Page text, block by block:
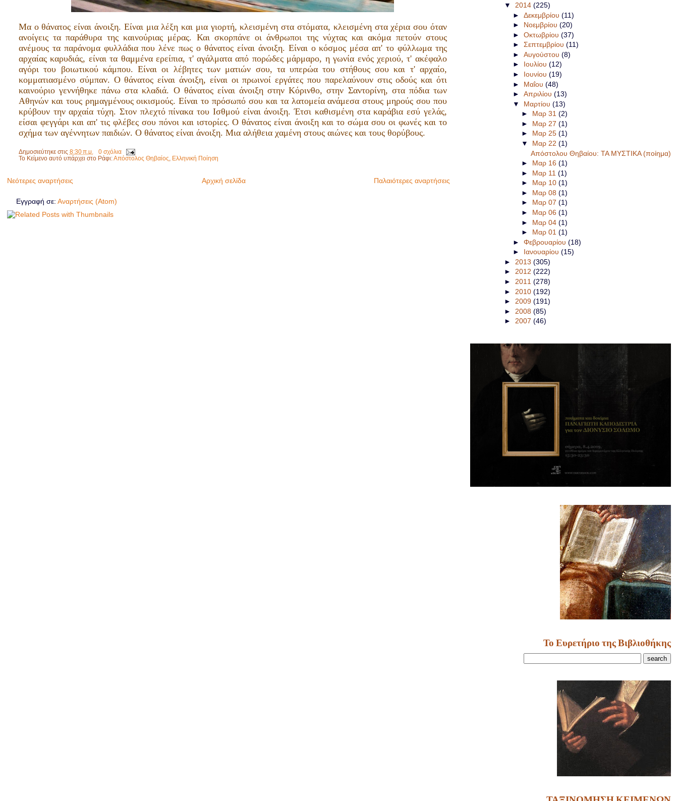
Μα ο θάνατος είναι άνοιξη. Είναι μια λέξη και μια γιορτή, κλεισμένη στα στόματα, κλεισμένη στα χέρια σου όταν
ανοίγεις τα παράθυρα της καινούριας μέρας. Και σκορπάνε οι άνθρωποι της νύχτας και ακόμα πετούν στους
ανέμους τα παράνομα φυλλάδια που λένε πως ο θάνατος είναι άνοιξη. Είναι ο κόσμος μέσα απ' το φύλλωμα της
αρχαίας καρυδιάς, είναι τα θαμμένα ερείπια, τ' αγάλματα από πορώδες μάρμαρο, η γωνία ενός χεριού, τ' ακέφαλο
αγόρι του βοιωτικού κάμπου. Είναι οι λέβητες των ματιών σου, τα υπερώα του στήθους σου και τ' αρχαίο,
κομματιασμένο σύμπαν. Ο θάνατος είναι άνοιξη, είναι οι πρωινοί εργάτες που παρελαύνουν στις οδούς και ότι
καινούριο γεννήθηκε πάνω στα κλαδιά. Ο θάνατος είναι άνοιξη στην Κόρινθο, στην Σαντορίνη, στα πόδια των
Αθηνών και τους ρημαγμένους οικισμούς. Είναι το πρόσωπό σου και τα λατομεία ανάμεσα στους μηρούς σου που
κρύβουν την αρχαία τύχη. Στον πλεχτό πίνακα του Ισθμού είναι άνοιξη. Έτσι καθισμένη στα καράβια εσύ γελάς,
είσαι φεγγάρι και απ' τις φλέβες σου πόνοι και ιστορίες. Ο θάνατος είναι άνοιξη και το σώμα σου οι φωνές και το
σχήμα των αγέννητων παιδιών. Ο θάνατος είναι άνοιξη. Μια αλήθεια χαμένη στους αιώνες και τους θορύβους.
Δημοσιεύτηκε στις 8:30 π.μ.
0 σχόλια
Το Κείμενο αυτό υπάρχει στο Ράφι:Απόστολος Θηβαίος Ελληνική Ποίηση
Νεότερες αναρτήσεις Παλαιότερες αναρτήσεις
Αρχική σελίδα
Εγγραφή σε: Αναρτήσεις (Atom)
▼ 2014 (225)
► Δεκεμβρίου (11)
► Νοεμβρίου (20)
► Οκτωβρίου (37)
► Σεπτεμβρίου (11)
► Αυγούστου (8)
► Ιουλίου (12)
► Ιουνίου (19)
► Μαΐου (48)
► Απριλίου (13)
▼ Μαρτίου (13)
► Μαρ 31(2)
► Μαρ 27(1)
► Μαρ 25(1)
▼ Μαρ 22(1)
Απόστολου Θηβαίου: ΤΑ ΜΥΣΤΙΚΑ (ποίημα)
► Μαρ 16(1)
► Μαρ 11(1)
► Μαρ 10(1)
► Μαρ 08(1)
► Μαρ 07(1)
► Μαρ 06(1)
► Μαρ 04(1)
► Μαρ 01(1)
► Φεβρουαρίου (18)
► Ιανουαρίου (15)
► 2013 (305)
► 2012 (222)
► 2011 (278)
► 2010 (192)
► 2009 (191)
► 2008 (85)
► 2007 (46)
Το Ευρετήριο της Βιβλιοθήκης